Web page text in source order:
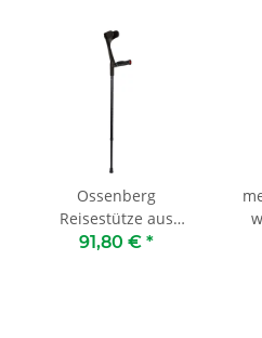
Ossenberg
Reisestütze aus
Carbon mit
91,80 € *